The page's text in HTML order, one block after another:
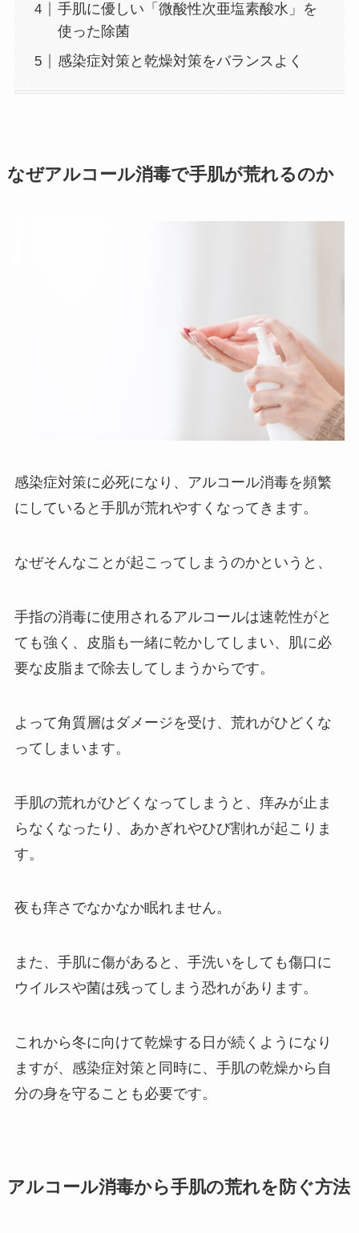
手肌に優しい「微酸性次亜塩素酸水」を
使った除菌
感染症対策と乾燥対策をバランスよく
なぜアルコール消毒で手肌が荒れるのか
感染症対策に必死になり、アルコール消毒を頻繁
にしていると手肌が荒れやすくなってきます。
なぜそんなことが起こってしまうのかというと、
手指の消毒に使用されるアルコールは速乾性がと
ても強く、皮脂も一緒に乾かしてしまい、肌に必
要な皮脂まで除去してしまうからです。
よって角質層はダメージを受け、荒れがひどくな
ってしまいます。
手肌の荒れがひどくなってしまうと、痒みが止ま
らなくなったり、あかぎれやひび割れが起こりま
す。
夜も痒さでなかなか眠れません。
また、手肌に傷があると、手洗いをしても傷口に
ウイルスや菌は残ってしまう恐れがあります。
これから冬に向けて乾燥する日が続くようになり
ますが、感染症対策と同時に、手肌の乾燥から自
分の身を守ることも必要です。
アルコール消毒から手肌の荒れを防ぐ方法